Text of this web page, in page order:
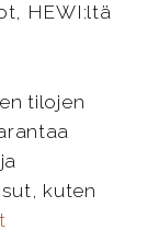
HEWI:ltä
tilojen
kuten